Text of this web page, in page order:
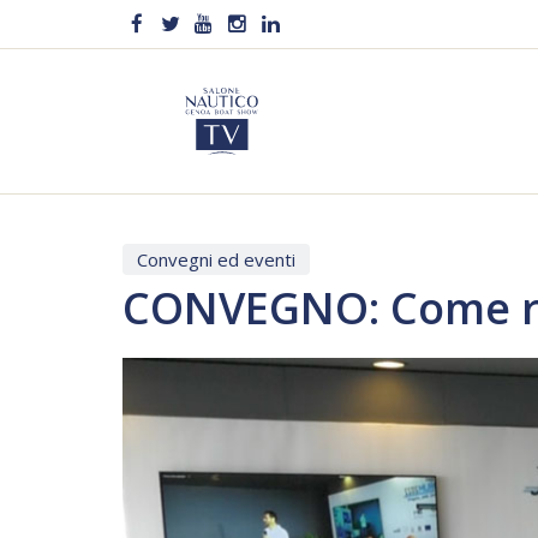
Convegni ed eventi
CONVEGNO:
Player